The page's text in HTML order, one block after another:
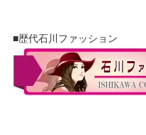
■歴代石川ファッション